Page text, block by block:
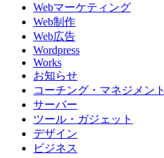
Webマーケティング
Web制作
Web広告
Wordpress
Works
お知らせ
コーチング・マネジメント
サーバー
ツール・ガジェット
デザイン
ビジネス